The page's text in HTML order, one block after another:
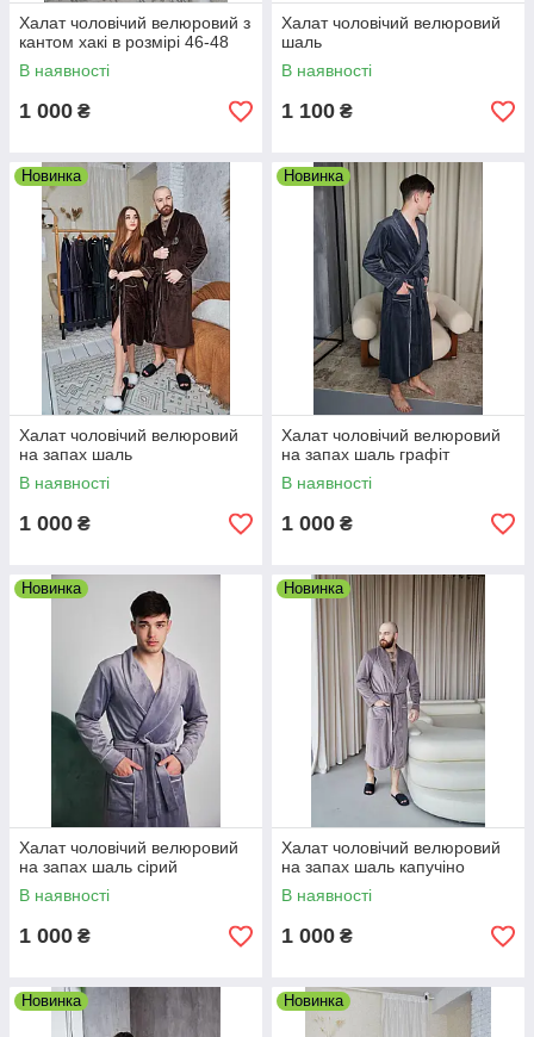
Халат чоловічий велюровий з
кантом хакі в розмірі 46-48
В наявності
1 000 ₴
Халат чоловічий велюровий
шаль
В наявності
1 100 ₴
Новинка
Халат чоловічий велюровий
на запах шаль
В наявності
1 000 ₴
Новинка
Халат чоловічий велюровий
на запах шаль графіт
В наявності
1 000 ₴
Новинка
Халат чоловічий велюровий
на запах шаль сірий
В наявності
1 000 ₴
Новинка
Халат чоловічий велюровий
на запах шаль капучіно
В наявності
1 000 ₴
Новинка Новинка